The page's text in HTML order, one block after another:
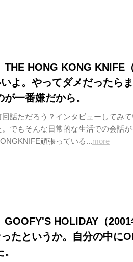
THE HONG KONG KNIFE
よ。やってダメだったら
一番嫌だから。
話ただろう？インタビューしてみ
でもそんな日常的な生活での会話
頑張っている...more
GOOFY'S HOLIDAY（2001
たというか。自分の中に